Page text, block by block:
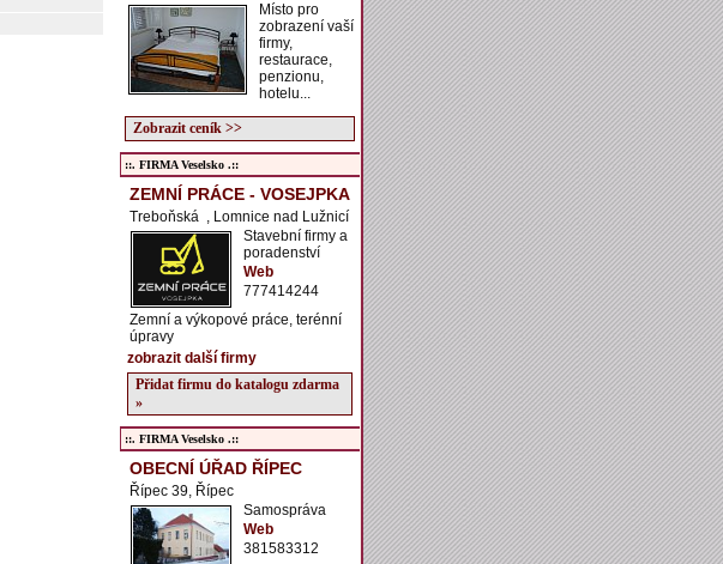
Místo pro
zobrazení vaší
firmy,
restaurace,
penzionu,
hotelu...
Zobrazit ceník >>
::. FIRMA Veselsko .::
ZEMNÍ PRÁCE - VOSEJPKA
Treboňská , Lomnice nad Lužnicí
Stavební firmy a
poradenství
Web
777414244
Zemní a výkopové práce, terénní
úpravy
zobrazit další firmy
Přidat firmu do katalogu zdarma
»
::. FIRMA Veselsko .::
OBECNÍ ÚŘAD ŘÍPEC
Řípec 39, Řípec
Samospráva
Web
381583312